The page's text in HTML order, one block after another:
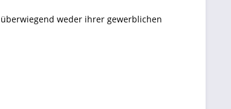
weder ihrer gewerblichen